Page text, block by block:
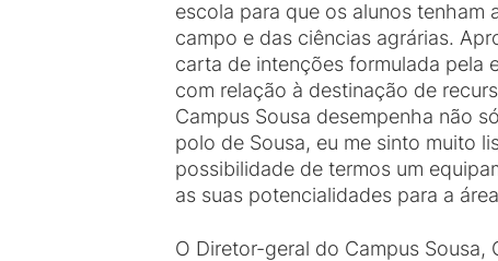
escola para que os alunos
campo e das ciências agrárias.
carta de intenções formulada
com relação à destinação de
Campus Sousa desempenha não
polo de Sousa, eu me sinto muito
possibilidade de termos um
as suas potencialidades para a
O Diretor-geral do Campus